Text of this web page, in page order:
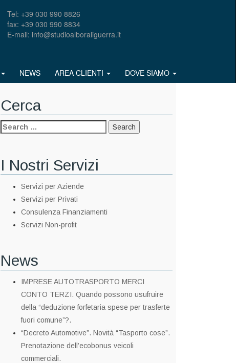
Tel: +39 030 990 8826
fax: +39 030 990 8834
E-mail: info@studioalboraliguerra.it
NEWS AREA CLIENTI DOVE SIAMO
Cerca
I Nostri Servizi
Servizi per Aziende
Servizi per Privati
Consulenza Finanziamenti
Servizi Non-profit
News
IMPRESE AUTOTRASPORTO MERCI
CONTO TERZI. Quando possono usufruire
della “deduzione forfetaria spese per trasferte
fuori comune”?.
“Decreto Automotive”. Novità “Tasporto cose”.
Prenotazione dell’ecobonus veicoli
commerciali.